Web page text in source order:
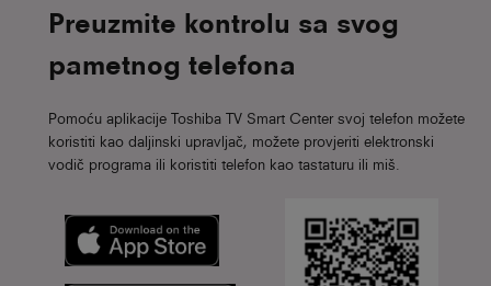
Preuzmite kontrolu sa svog
pametnog telefona
Pomoću aplikacije Toshiba TV Smart Center svoj telefon možete
koristiti kao daljinski upravljač, možete provjeriti elektronski
vodič programa ili koristiti telefon kao tastaturu ili miš.